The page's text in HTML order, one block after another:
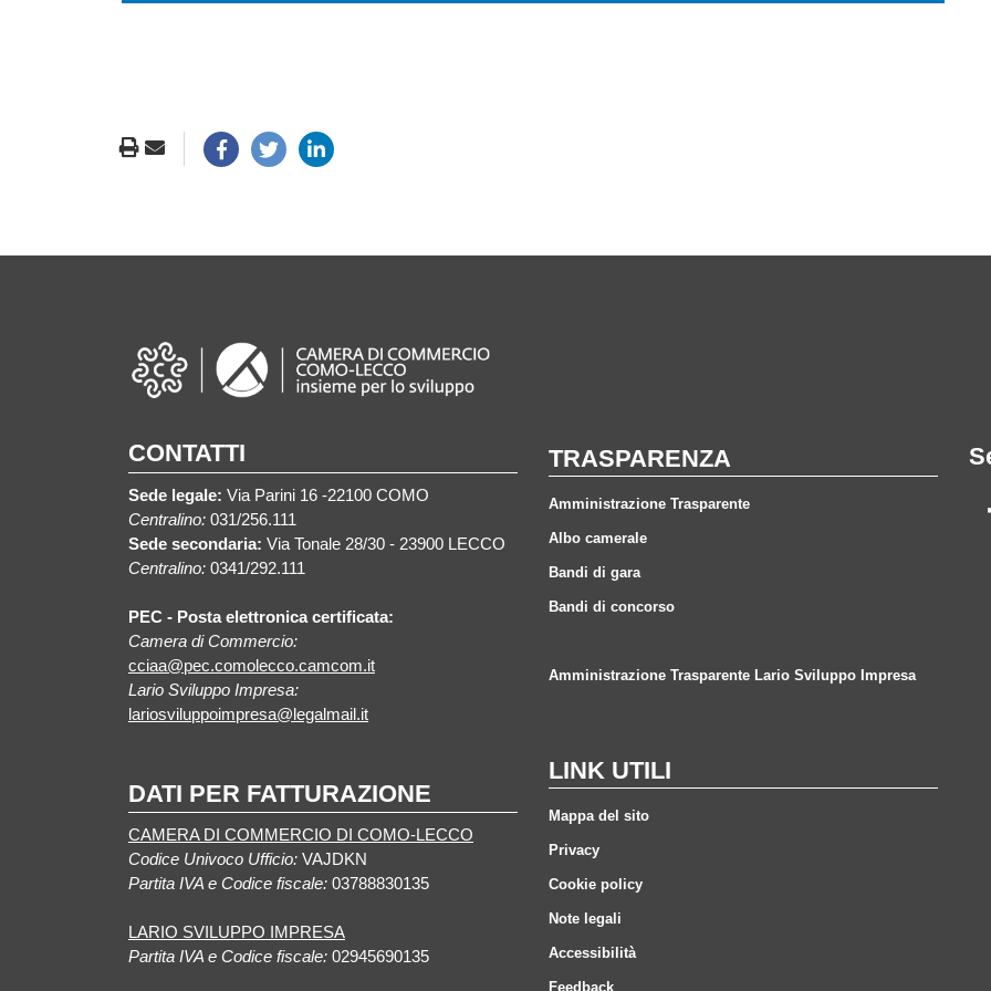
CONTATTI
Sede legale: Via Parini 16 -22100 COMO
Centralino: 031/256.111
Sede secondaria: Via Tonale 28/30 - 23900 LECCO
Centralino: 0341/292.111
PEC - Posta elettronica certificata:
Camera di Commercio:
cciaa@pec.comolecco.camcom.it
Lario Sviluppo Impresa:
lariosviluppoimpresa@legalmail.it
DATI PER FATTURAZIONE
CAMERA DI COMMERCIO DI COMO-LECCO
Codice Univoco Ufficio: VAJDKN
Partita IVA e Codice fiscale: 03788830135
LARIO SVILUPPO IMPRESA
Partita IVA e Codice fiscale: 02945690135
TRASPARENZA
Amministrazione Trasparente
Albo camerale
Bandi di gara
Bandi di concorso
Amministrazione Trasparente Lario Sviluppo Impresa
LINK UTILI
Mappa del sito
Privacy
Cookie policy
Note legali
Accessibilità
Feedback